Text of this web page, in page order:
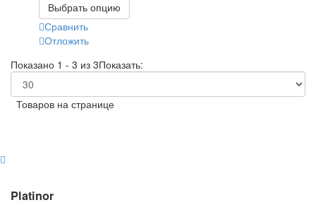
Выбрать опцию
Сравнить
Отложить
Показано 1 - 3 из 3Показать:
Товаров на странице
Platinor